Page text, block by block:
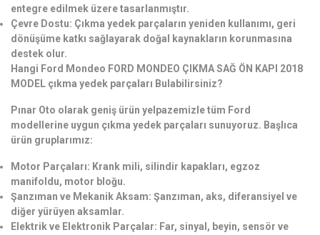
entegre edilmek üzere tasarlanmıştır.
Çevre Dostu: Çıkma yedek parçaların yeniden kullanımı, geri
dönüşüme katkı sağlayarak doğal kaynakların korunmasına
destek olur.
Hangi Ford Mondeo FORD MONDEO ÇIKMA SAĞ ÖN KAPI 2018
MODEL çıkma yedek parçaları Bulabilirsiniz?
Pınar Oto olarak geniş ürün yelpazemizle tüm Ford
modellerine uygun çıkma yedek parçaları sunuyoruz. Başlıca
ürün gruplarımız:
Motor Parçaları: Krank mili, silindir kapakları, egzoz
manifoldu, motor bloğu.
Şanzıman ve Mekanik Aksam: Şanzıman, aks, diferansiyel ve
diğer yürüyen aksamlar.
Elektrik ve Elektronik Parçalar: Far, sinyal, beyin, sensör ve